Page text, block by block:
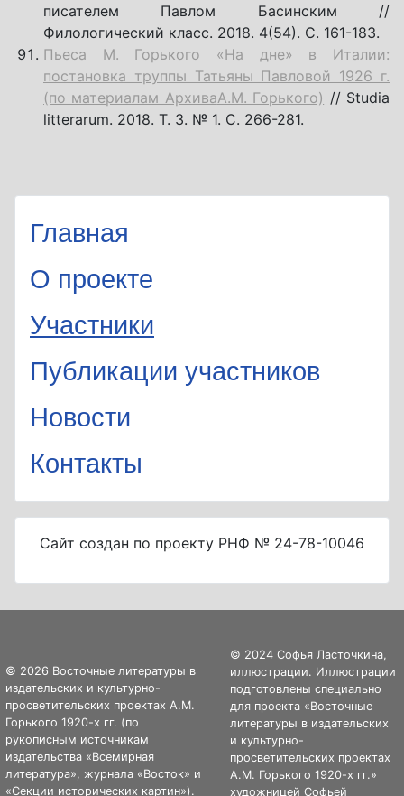
писателем Павлом Басинским //
Филологический класс. 2018. 4(54). С. 161-183.
Пьеса М. Горького «На дне» в Италии:
постановка труппы Татьяны Павловой 1926 г.
(по материалам АрхиваА.М. Горького) // Studia
litterarum. 2018. T. 3. № 1. C. 266-281.
Главная
О проекте
Участники
Публикации участников
Новости
Контакты
Сайт создан по проекту РНФ № 24-78-10046
© 2026 Восточные литературы в
издательских и культурно-
просветительских проектах А.М.
Горького 1920-х гг. (по
рукописным источникам
издательства «Всемирная
литература», журнала «Восток» и
«Секции исторических картин»).
© 2024 Софья Ласточкина,
иллюстрации. Иллюстрации
подготовлены специально
для проекта «Восточные
литературы в издательских
и культурно-
просветительских проектах
А.М. Горького 1920-х гг.»
художницей Софьей